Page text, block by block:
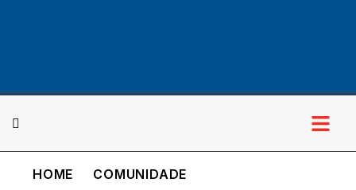
HOME COMUNIDADE